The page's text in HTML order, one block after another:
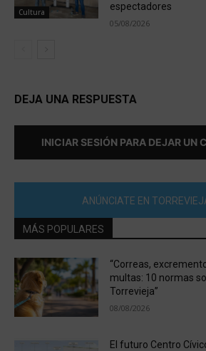
Cultura
espectadores
05/08/2026
DEJA UNA RESPUESTA
INICIAR SESIÓN PARA DEJAR UN
ANÚNCIATE EN
MÁS POPULARES
“Correas,
multas: 10 normas
Torrevieja”
08/08/2026
El futuro Centro